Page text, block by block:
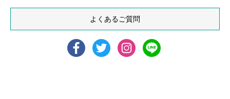
よくあるご質問